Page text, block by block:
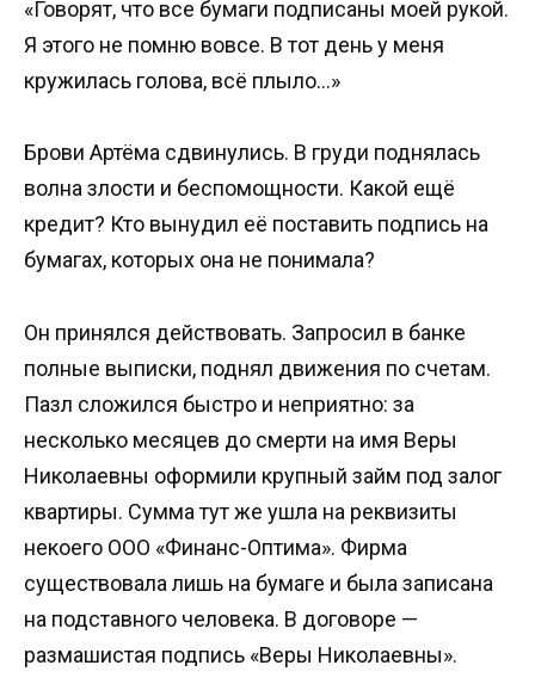
«Говорят, что все бумаги подписаны моей рукой.
Я этого не помню вовсе. В тот день у меня
кружилась голова, всё плыло…»
Брови Артёма сдвинулись. В груди поднялась
волна злости и беспомощности. Какой ещё
кредит? Кто вынудил её поставить подпись на
бумагах, которых она не понимала?
Он принялся действовать. Запросил в банке
полные выписки, поднял движения по счетам.
Пазл сложился быстро и неприятно: за
несколько месяцев до смерти на имя Веры
Николаевны оформили крупный займ под залог
квартиры. Сумма тут же ушла на реквизиты
некоего ООО «Финанс-Оптима». Фирма
существовала лишь на бумаге и была записана
на подставного человека. В договоре —
размашистая подпись «Веры Николаевны».